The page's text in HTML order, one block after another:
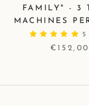
FAMILY" - 3
MACHINES
5
€152,00